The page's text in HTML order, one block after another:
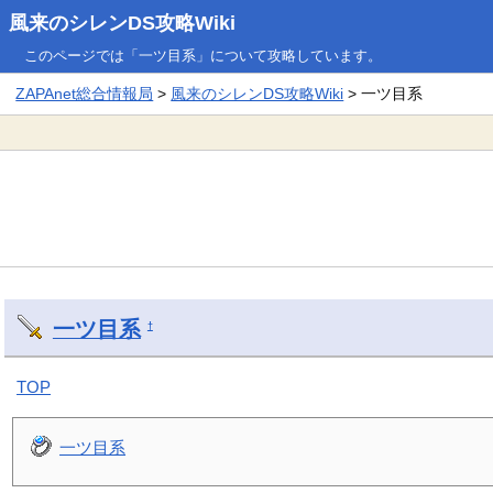
風来のシレンDS攻略Wiki
このページでは「一ツ目系」について攻略しています。
ZAPAnet総合情報局 > 風来のシレンDS攻略Wiki > 一ツ目系
一ツ目系 †
TOP
一ツ目系